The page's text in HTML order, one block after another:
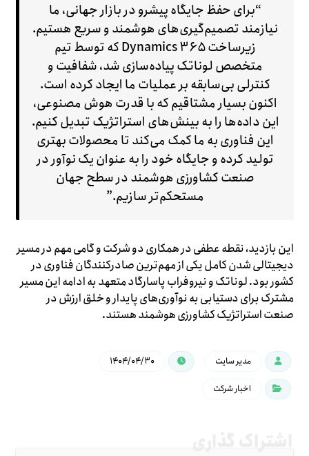
“برای حفظ جایگاه پیشرو در بازار جهانی، ما
نیازمند تصمیم‌گیری‌های هوشمند و سریع هستیم.
زیرساخت Dynamics ۳۶۵ که توسط تیم
متخصص لوناتک پیاده‌سازی شد، شفافیت و
کنترلی بی‌سابقه بر عملیات ما ایجاد کرده است.
اکنون بسیار مشتاقیم که با قدرت هوش مصنوعی،
این داده‌ها را به بینش‌های استراتژیک تبدیل کنیم.
این فناوری به ما کمک می‌کند تا محصولات بهتری
تولید کرده و جایگاه خود را به عنوان یک نوآور در
صنعت کشاورزی هوشمند در سطح جهان
مستحکم‌تر سازیم.”
این بازدید، نقطه عطفی در همکاری دو شرکت و گامی مهم در مسیر
دیجیتالی شدن کامل یکی از مهم‌ترین صادرکنندگان فناوری در
کشور بود. لوناتک و نیروفراب پاسارگاد متعهد به ادامه این مسیر
مشترک برای دستیابی به نوآوری‌های پایدار و خلق ارزش در
صنعت استراتژیک کشاورزی هوشمند هستند.
مدیر سایت ۱۴۰۴/۰۴/۳۰
اخبار شرکت